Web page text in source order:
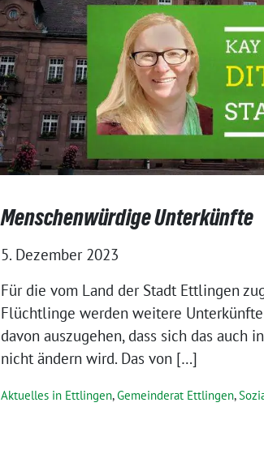
Menschenwürdige Unterkünfte
5. Dezember 2023
Für die vom Land der Stadt Ettlingen
Flüchtlinge werden weitere
davon auszugehen, dass sich das auch
nicht ändern wird. Das von […]
Aktuelles in Ettlingen,Gemeinderat Ettlingen,